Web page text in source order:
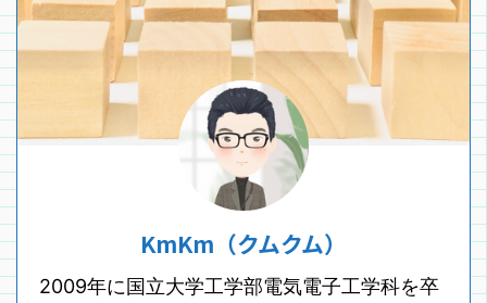
KmKm（クムクム）
2009年に国立大学工学部電気電子工学科を卒